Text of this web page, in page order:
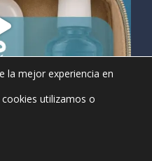
la mejor experiencia en
utilizamos o